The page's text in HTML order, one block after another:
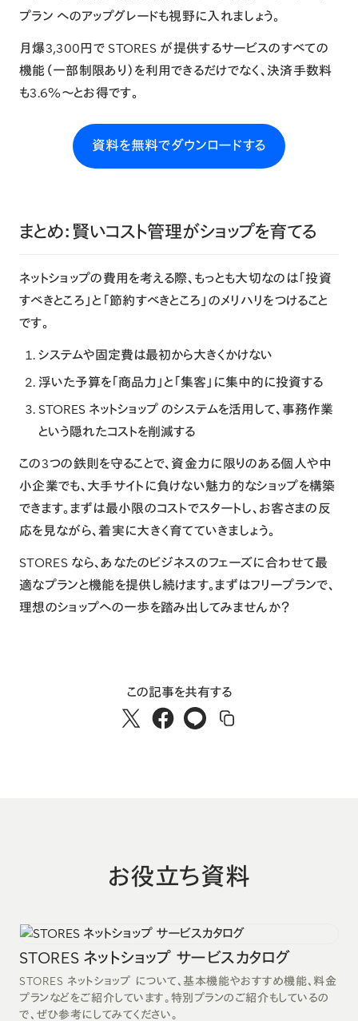
プラン へのアップグレードも視野に入れましょう。
月爆3,300円で STORES が提供するサービスのすべての
機能（一部制限あり）を利用できるだけでなく、決済手数料
も3.6%〜とお得です。
資料を無料でダウンロードする
まとめ：賢いコスト管理がショップを育てる
ネットショップの費用を考える際、もっとも大切なのは「投資
すべきところ」と「節約すべきところ」のメリハリをつけること
です。
システムや固定費は最初から大きくかけない
浮いた予算を「商品力」と「集客」に集中的に投資する
STORES ネットショップ のシステムを活用して、事務作業
という隠れたコストを削減する
この3つの鉄則を守ることで、資金力に限りのある個人や中
小企業でも、大手サイトに負けない魅力的なショップを構築
できます。まずは最小限のコストでスタートし、お客さまの反
応を見ながら、着実に大きく育てていきましょう。
STORES なら、あなたのビジネスのフェーズに合わせて最
適なプランと機能を提供し続けます。まずはフリープランで、
理想のショップへの一歩を踏み出してみませんか？
この記事を共有する
お役立ち資料
STORES ネットショップ サービスカタログ
STORES ネットショップ について、基本機能やおすすめ機能、料金
プランなどをご紹介しています。特別プランのご紹介もしているの
で、ぜひ参考にしてみてください。